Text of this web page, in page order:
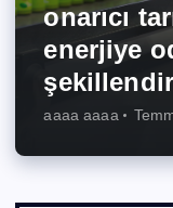
onarıcı
enerjiye
aaaa aaaa